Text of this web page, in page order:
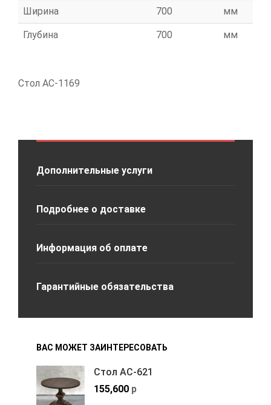
Ширина 700 мм
Глубина 700 мм
Стол АС-1169
Дополнительные услуги
Подробнее о доставке
Информация об оплате
Гарантийные обязательства
ВАС МОЖЕТ ЗАИНТЕРЕСОВАТЬ
Стол АС-621
155,600 р